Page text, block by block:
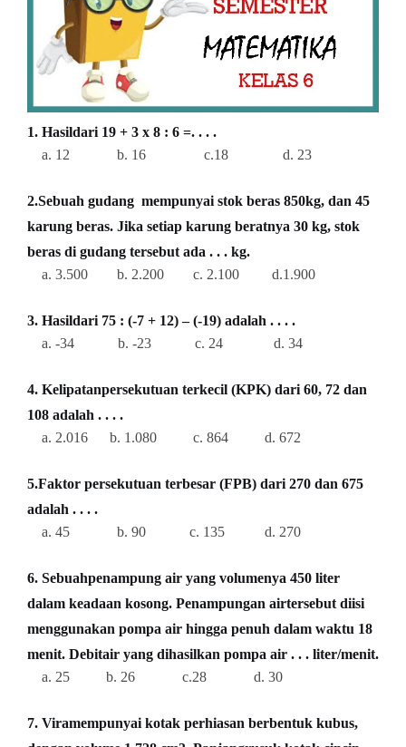
1. Hasildari 19 + 3 x 8 : 6 =. . . .
a. 12 b. 16 c.18 d. 23
2.Sebuah gudang mempunyai stok beras 850kg, dan 45
karung beras. Jika setiap karung beratnya 30 kg, stok
beras di gudang tersebut ada . . . kg.
a. 3.500 b. 2.200 c. 2.100 d.1.900
3. Hasildari 75 : (-7 + 12) – (-19) adalah . . . .
a. -34 b. -23 c. 24 d. 34
4. Kelipatanpersekutuan terkecil (KPK) dari 60, 72 dan
108 adalah . . . .
a. 2.016 b. 1.080 c. 864 d. 672
5.Faktor persekutuan terbesar (FPB) dari 270 dan 675
adalah . . . .
a. 45 b. 90 c. 135 d. 270
6. Sebuahpenampung air yang volumenya 450 liter
dalam keadaan kosong. Penampungan airtersebut diisi
menggunakan pompa air hingga penuh dalam waktu 18
menit. Debitair yang dihasilkan pompa air . . . liter/menit.
a. 25 b. 26 c.28 d. 30
7. Viramempunyai kotak perhiasan berbentuk kubus,